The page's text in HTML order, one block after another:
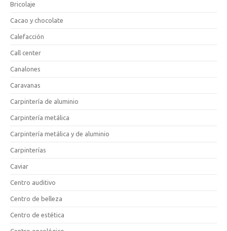
Bricolaje
Cacao y chocolate
Calefacción
Call center
Canalones
Caravanas
Carpintería de aluminio
Carpintería metálica
Carpintería metálica y de aluminio
Carpinterías
Caviar
Centro auditivo
Centro de belleza
Centro de estética